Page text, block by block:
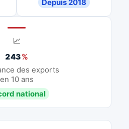
Depuis 2018
📈
243%
des exports
en 10 ans
national